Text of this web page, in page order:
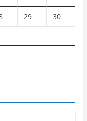
29 30